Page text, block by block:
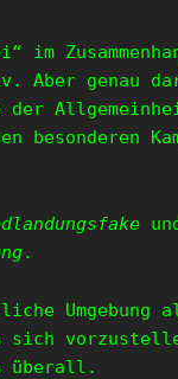
Aber genau
.
Umgebung
sich
überall.